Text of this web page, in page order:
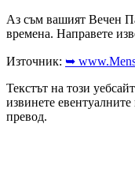
Аз съм вашият Вечен
времена. Направете
Източник: ➥
Текстът на този
извинете
превод.